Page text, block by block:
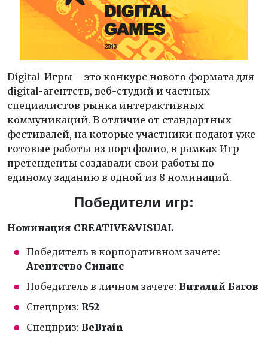
Digital-Игры – это конкурс нового формата для
digital-агентств, веб-студий и частных
специалистов рынка интерактивных
коммуникаций. В отличие от стандартных
фестивалей, на которые участники подают уже
готовые работы из портфолио, в рамках Игр
претенденты создавали свои работы по
единому заданию в одной из 8 номинаций.
Победители игр:
Номинация CREATIVE&VISUAL
Победитель в корпоративном зачете:
Агентство Синапс
Победитель в личном зачете: Виталий Багов
Спецприз: R52
Спецприз: BeBrain